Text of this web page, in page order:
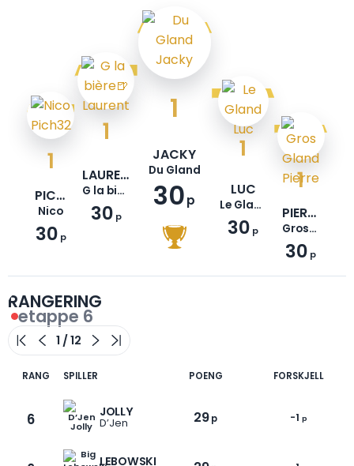
1
JACKY
Du Gland
30p
1
LAURENT
G la bière🍺
30 p
1
LUC
Le Gland
30 p
1
PICH32
Nico
30 p
1
PIERRE
Gros Gland
30 p
RANGERING
etappe 6
RANG SPILLER POENG FORSKJELL
6 JOLLY
D’Jen 29 p -1 p
LEBOWSKI